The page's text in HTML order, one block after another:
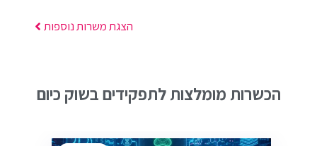
הצגת משרות נוספות
הכשרות מומלצות לתפקידים בשוק כיום